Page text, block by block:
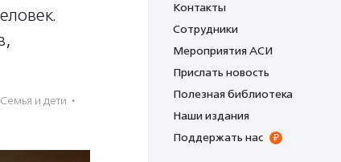
Семья и дети ·
Контакты
Сотрудники
Мероприятия АСИ
Прислать новость
Полезная библиотека
Наши издания
Поддержать нас